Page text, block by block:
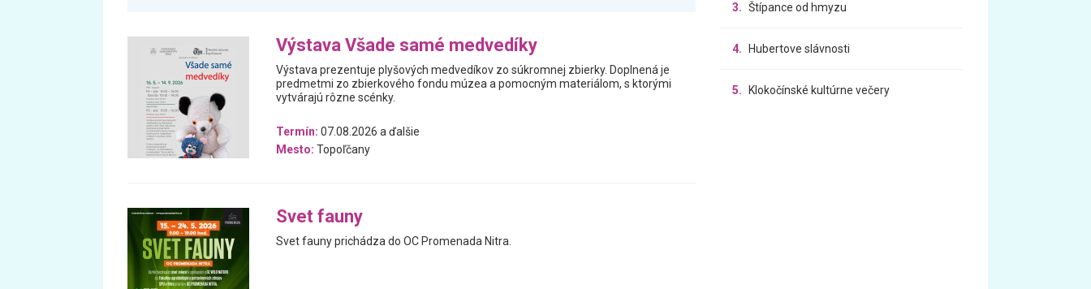
Výstava Všade samé medvedíky
Výstava prezentuje plyšových medvedíkov zo súkromnej zbierky. Doplnená je
predmetmi zo zbierkového fondu múzea a pomocným materiálom, s ktorými
vytvárajú rôzne scénky.
Termín: 07.08.2026 a ďalšie
Mesto: Topoľčany
Svet fauny
Svet fauny prichádza do OC Promenada Nitra.
3. Štípance od hmyzu
4. Hubertove slávnosti
5. Klokočínské kultúrne večery